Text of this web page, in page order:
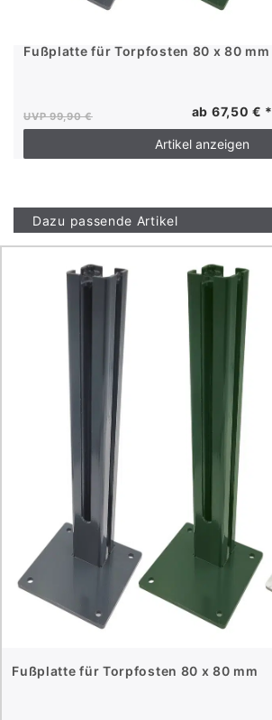
Fußplatte für Torpfosten 80 x 80 mm
UVP 99,90 € ab 67,50 € *
Artikel anzeigen
Dazu passende Artikel
Fußplatte für Torpfosten 80 x 80 mm